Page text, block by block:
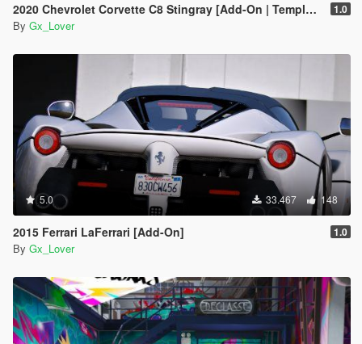
2020 Chevrolet Corvette C8 Stingray [Add-On | Template] 1.0
By Gx_Lover
5.0 33.467 148
2015 Ferrari LaFerrari [Add-On] 1.0
By Gx_Lover